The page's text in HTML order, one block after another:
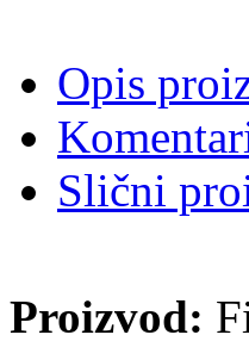
Opis
Slični
Proizvod: